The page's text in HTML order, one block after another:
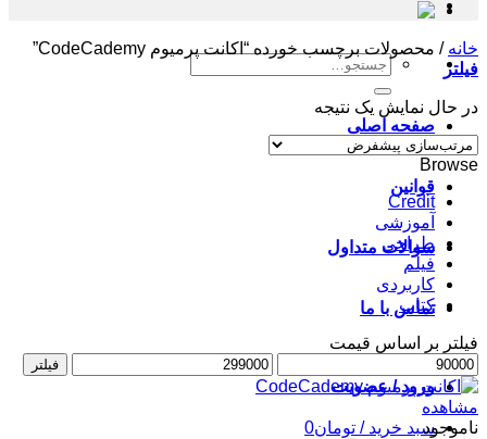
جستجو
صفحه اصلی
قوانین
سوالات متداول
تماس با ما
ورود / عضویت
سبد خرید / تومان0
خانه / محصولات برچسب خورده “اکانت پرمیوم CodeCademy”
فیلتر
در حال نمایش یک نتیجه
Browse
Credit
آموزشی
طراحی
فیلم
کاربردی
کتاب
فیلتر بر اساس قیمت
حداقل
قیمت
حداکثر
قیمت
فیلتر
مشاهده
ناموجود